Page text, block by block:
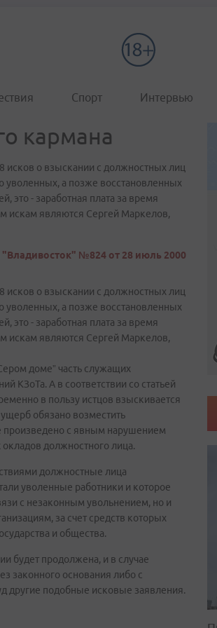
Спорт Интервью
кармана
исков о взыскании с должностных лиц
уволенных, а позже восстановленных
это - заработная плата за время
искам являются Сергей Маркелов,
"Владивосток" №824 от 28 июль 2000
исков о взыскании с должностных лиц
уволенных, а позже восстановленных
это - заработная плата за время
искам являются Сергей Маркелов,
доме” часть служащих
КЗоТа. А в соответствии со статьей
в пользу истцов взыскивается
обязано возместить
произведено с явным нарушением
должностного лица.
должностные лица
уволенные работники и которое
с незаконным увольнением, но и
за счет средств которых
и общества.
будет продолжена, и в случае
законного основания либо с
другие подобные исковые заявления.